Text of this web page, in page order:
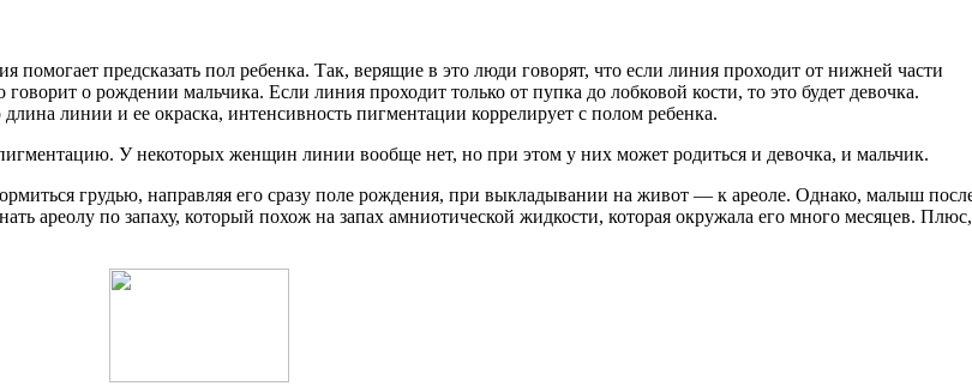
предсказать пол ребенка. Так, верящие в это люди говорят, что если линия проходит от нижней части
о рождении мальчика. Если линия проходит только от пупка до лобковой кости, то это будет девочка.
линии и ее окраска, интенсивность пигментации коррелирует с полом ребенка.
У некоторых женщин линии вообще нет, но при этом у них может родиться и девочка, и мальчик.
грудью, направляя его сразу поле рождения, при выкладывании на живот — к ареоле. Однако, малыш
ареолу по запаху, который похож на запах амниотической жидкости, которая окружала его много месяцев. Плюс,